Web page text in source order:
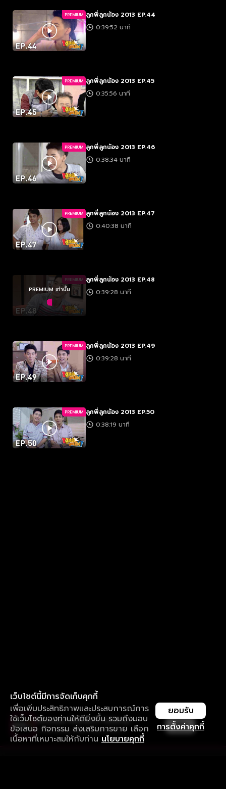
PREMIUM ลูกพี่ลูกน้อง 2013 EP.44
0:39:52 นาที
PREMIUM ลูกพี่ลูกน้อง 2013 EP.45
0:35:56 นาที
PREMIUM ลูกพี่ลูกน้อง 2013 EP.46
0:38:34 นาที
PREMIUM ลูกพี่ลูกน้อง 2013 EP.47
0:40:38 นาที
PREMIUM
PREMIUM เท่านั้น
ลูกพี่ลูกน้อง 2013 EP.48
0:39:28 นาที
PREMIUM ลูกพี่ลูกน้อง 2013 EP.49
0:39:28 นาที
PREMIUM ลูกพี่ลูกน้อง 2013 EP.50
0:38:19 นาที
เว็บไซต์นี้มีการจัดเก็บคุกกี้
เพื่อเพิ่มประสิทธิภาพและประสบการณ์การ
ใช้เว็บไซต์ของท่านให้ดียิ่งขึ้น รวมถึงมอบ
ข้อเสนอ กิจกรรม ส่งเสริมการขาย เลือก
เนื้อหาที่เหมาะสมให้กับท่าน นโยบายคุกกี้
การตั้งค่าคุกกี้
ยอมรับ
ใช้งานแอป ลื่นไหลกว่า ไม่มีสะดุด
ดาวน์โหลดแอปเพื่อการรับชมที่ดีกว่า เปิด